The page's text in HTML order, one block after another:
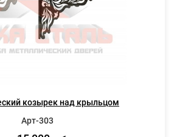
козырек над крыльцом
Арт-303